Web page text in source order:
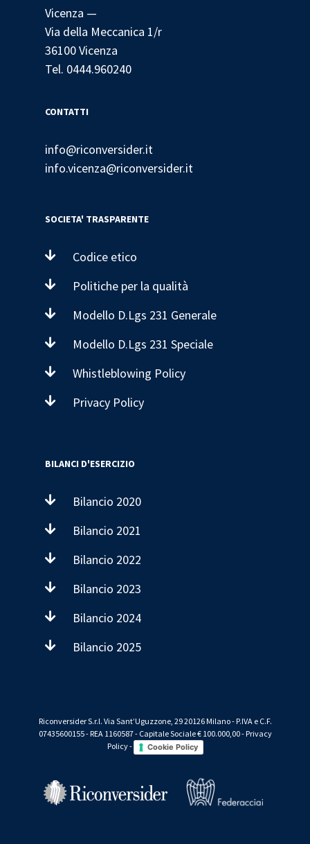
Vicenza —
Via della Meccanica 1/r
36100 Vicenza
Tel. 0444.960240
CONTATTI
info@riconversider.it
info.vicenza@riconversider.it
SOCIETA' TRASPARENTE
Codice etico
Politiche per la qualità
Modello D.Lgs 231 Generale
Modello D.Lgs 231 Speciale
Whistleblowing Policy
Privacy Policy
BILANCI D'ESERCIZIO
Bilancio 2020
Bilancio 2021
Bilancio 2022
Bilancio 2023
Bilancio 2024
Bilancio 2025
Riconversider S.r.l. Via Sant’Uguzzone, 29 20126 Milano - P.IVA e C.F.
07435600155 - REA 1160587 - Capitale Sociale € 100.000,00 - Privacy
Policy- Cookie Policy